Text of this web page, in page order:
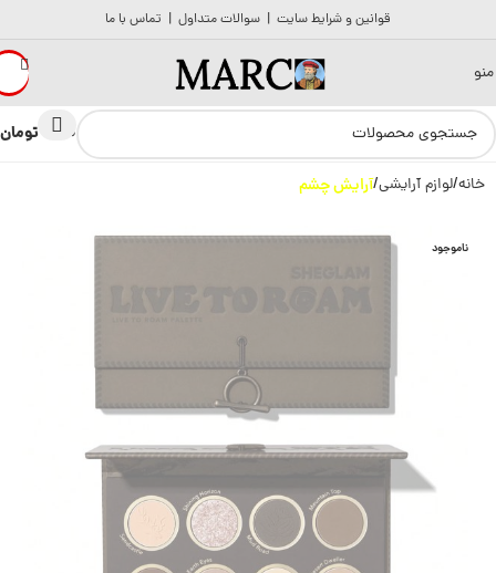
قوانین و شرایط سایت | سوالات متداول | تماس با ما
منو
0 تومان
خانه لوازم آرایشی آرایش چشم
ناموجود